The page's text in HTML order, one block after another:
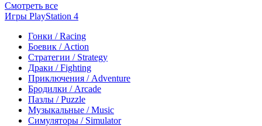
Смотреть все
Игры PlayStation 4
Гонки / Racing
Боевик / Action
Стратегии / Strategy
Драки / Fighting
Приключения / Adventure
Бродилки / Arcade
Пазлы / Puzzle
Музыкальные / Music
Симуляторы / Simulator